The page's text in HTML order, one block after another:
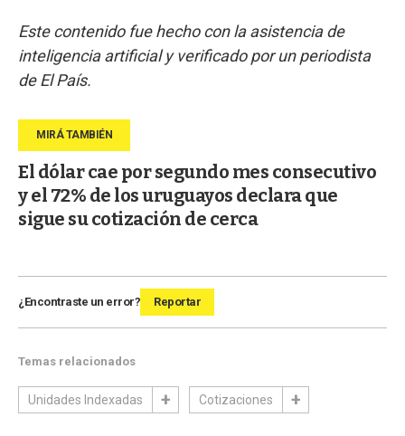
Este contenido fue hecho con la asistencia de
inteligencia artificial y verificado por un periodista
de El País.
El dólar cae por segundo mes consecutivo
y el 72% de los uruguayos declara que
sigue su cotización de cerca
¿Encontraste un error? Reportar
Temas relacionados
Unidades Indexadas Cotizaciones